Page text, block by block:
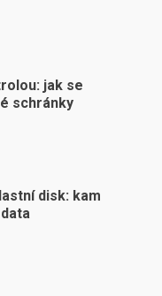
jak se
schránky
disk: kam